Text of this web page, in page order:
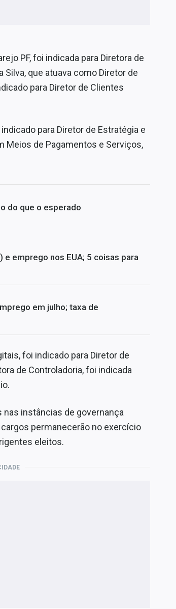
PF, foi indicada para Diretora de
que atuava como Diretor de
para Diretor de Clientes
para Diretor de Estratégia e
Meios de Pagamentos e Serviços,
do que o esperado
emprego nos EUA; 5 coisas para
em julho; taxa de
foi indicado para Diretor de
de Controladoria, foi indicada
instâncias de governança
permanecerão no exercício
eleitos.